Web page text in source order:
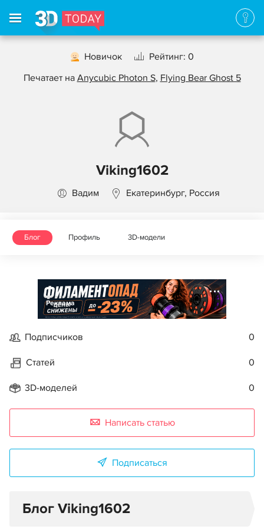
Новичок
Рейтинг: 0
Печатает на Anycubic Photon S, Flying Bear Ghost 5
Viking1602
Вадим Екатеринбург, Россия
Блог Профиль 3D-модели
Реклама
Подписчиков 0
Статей 0
3D-моделей 0
Написать статью
Подписаться
Блог Viking1602